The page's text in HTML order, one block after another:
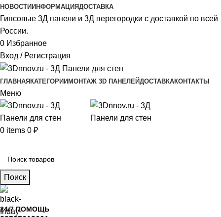
НОВОСТИ ИНФОРМАЦИЯДОСТАВКА
Гипсовые 3Д панели и 3Д перегородки с доставкой по всей
России.
0 Избранное
Вход / Регистрация
ГЛАВНАЯ КАТЕГОРИИ МОНТАЖ 3D ПАНЕЛЕЙДОСТАВКАКОНТАКТЫ
Меню
0 items 0 ₽
Поиск
24/7 ПОМОЩЬ